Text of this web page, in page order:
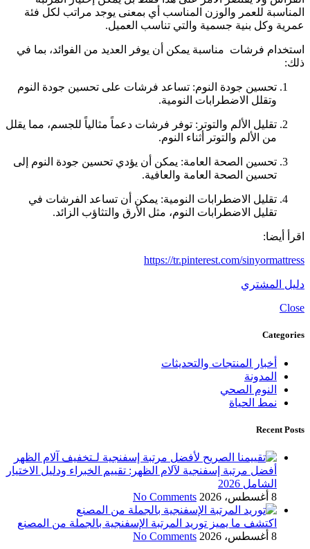
المناسبة للعمر والوزن المناسب أي بمعنى يوجد مراتب لكل فئة
عمرية وكل بنية جسمية والتي تناسب العميل.
استخدام فرشات مناسبة يمكن أن يوفر العديد من الفوائد، بما في
ذلك:
تحسين جودة النوم: تساعد فرشات على تحسين جودة النوم
وتقلل الاضطرابات النومية.
تقليل الألم والتوتر: توفر فرشات دعماً مثالياً للجسم، مما يقلل
من الألم والتوتر أثناء النوم.
تحسين الصحة العامة: يمكن أن يؤدي تحسين جودة النوم إلى
تحسين الصحة العامة والعافية.
تقليل الاضطرابات النومية: يمكن أن تساعد الفرشات في
تقليل الاضطرابات النوم، مثل الأرق والتثاؤب الزائد.
اقرأ أيضا:
https://tr.pinterest.com/sinyormattress
دليل المشتري
Close
Categories
أخبار المنتجات والتحديثات
المدونة
النوم الصحي
نمط الحياة
Recent Posts
أفضل مرتبة إسفنجية لآلام الظهر: تقييم الخبراء ودليل الاختيار
الشامل 2026
8 أغسطس، 2026
No Comments
اكتشف ما يميز توريد المرتبة الإسفنجية بالجملة من المصنع
8 أغسطس، 2026
No Comments